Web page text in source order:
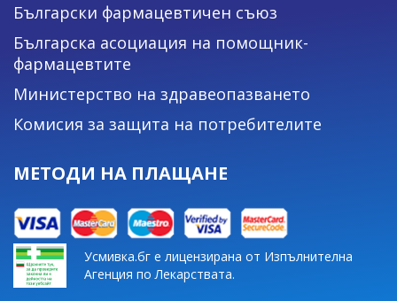
Български фармацевтичен съюз
Българска асоциация на помощник-
фармацевтите
Министерство на здравеопазването
Комисия за защита на потребителите
МЕТОДИ НА ПЛАЩАНЕ
Усмивка.бг е лицензирана от Изпълнителна
Агенция по Лекарствата.